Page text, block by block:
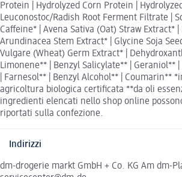
Protein | Hydrolyzed Corn Protein |
Leuconostoc/Radish Root Ferment Filtrate |
Caffeine* | Avena Sativa (Oat) Straw Extract* |
Arundinacea Stem Extract* | Glycine Soja
Vulgare (Wheat) Germ Extract* |
Limonene** | Benzyl Salicylate** | Geraniol**
| Farnesol** | Benzyl Alcohol** | Coumarin**
agricoltura biologica certificata **da oli
ingredienti elencati nello shop online
riportati sulla confezione.
Indirizzi
dm-drogerie markt GmbH + Co. KG Am dm-